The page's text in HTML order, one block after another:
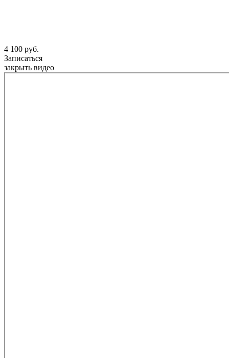
4 100 руб.
Записаться
закрыть видео